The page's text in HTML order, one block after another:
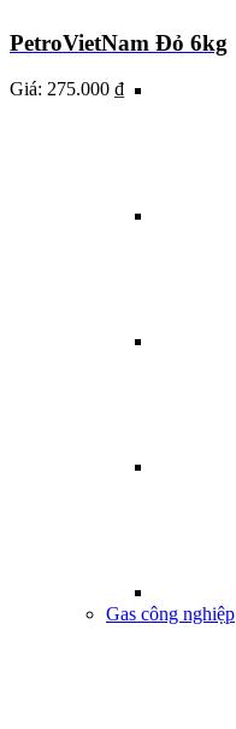
Gas công nghiệp
PetroVietNam Đỏ 6kg
Giá: 275.000 ₫